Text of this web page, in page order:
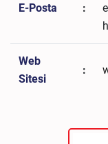
E-Posta :
Web
Sitesi
: